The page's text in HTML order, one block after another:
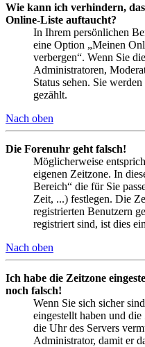
Wie kann ich verhindern,
Online-Liste auftaucht?
In Ihrem persönlichen
eine Option „Meinen
verbergen“. Wenn Sie
Administratoren,
Status sehen. Sie
gezählt.
Nach oben
Die Forenuhr geht falsch!
Möglicherweise
eigenen Zeitzone. In
Bereich“ die für Sie
Zeit, ...) festlegen. Die
registrierten Benutzern
registriert sind, ist dies
Nach oben
Ich habe die Zeitzone
noch falsch!
Wenn Sie sich sicher
eingestellt haben und
die Uhr des Servers
Administrator, damit er